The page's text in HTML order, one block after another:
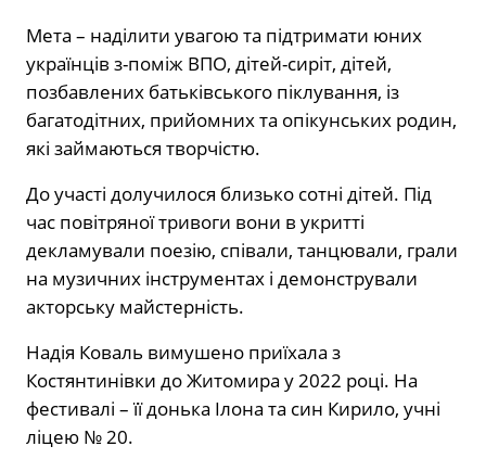
Мета – наділити увагою та підтримати юних
українців з-поміж ВПО, дітей-сиріт, дітей,
позбавлених батьківського піклування, із
багатодітних, прийомних та опікунських родин,
які займаються творчістю.
До участі долучилося близько сотні дітей. Під
час повітряної тривоги вони в укритті
декламували поезію, співали, танцювали, грали
на музичних інструментах і демонстрували
акторську майстерність.
Надія Коваль вимушено приїхала з
Костянтинівки до Житомира у 2022 році. На
фестивалі – її донька Ілона та син Кирило, учні
ліцею № 20.